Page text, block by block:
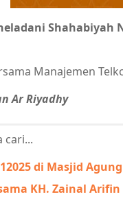
Shahabiyah
Manajemen
Ar Riyadhy
cari...
di Masjid
KH. Zainal